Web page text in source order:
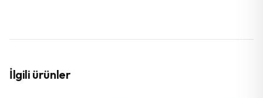
İlgili ürünler